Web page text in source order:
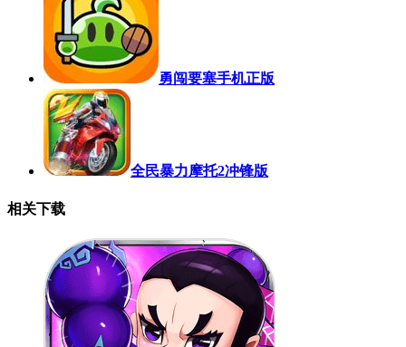
勇闯要塞手机正版
全民暴力摩托2冲锋版
相关下载